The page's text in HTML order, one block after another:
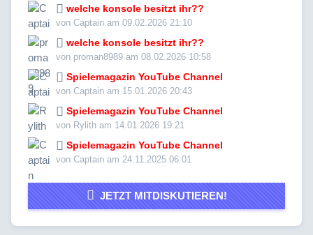
welche konsole besitzt ihr??
von Captain am 09.02.2026 21:10
welche konsole besitzt ihr??
von proman8989 am 08.02.2026 10:58
Spielemagazin YouTube Channel
von Captain am 15.01.2026 20:43
Spielemagazin YouTube Channel
von Rylith am 14.01.2026 19:21
Spielemagazin YouTube Channel
von Captain am 24.11.2025 06:01
JETZT MITDISKUTIEREN!